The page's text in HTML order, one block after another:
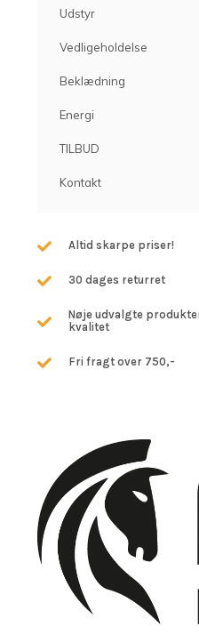
Udstyr
Vedligeholdelse
Beklædning
Energi
TILBUD
Kontakt
Altid skarpe priser!
30 dages returret
Nøje udvalgte
kvalitet
Fri fragt over 750,-